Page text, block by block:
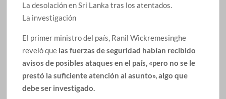
La desolación en Sri Lanka tras los atentados.
La investigación
El primer ministro del país, Ranil Wickremesinghe
reveló que las fuerzas de seguridad habían recibido
avisos de posibles ataques en el país, «pero no se le
prestó la suficiente atención al asunto», algo que
debe ser investigado.